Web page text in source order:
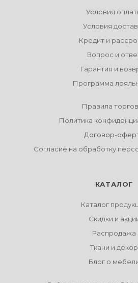
Условия
Условия
Кредит и
Вопрос и
Гарантия и
Программа
Правила
Политика
Договор-
Согласие на обработку
КАТАЛОГ
Каталог
Скидки и
Распродажа
Ткани и декор
Блог о